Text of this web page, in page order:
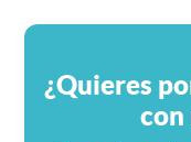
¿Quieres
con